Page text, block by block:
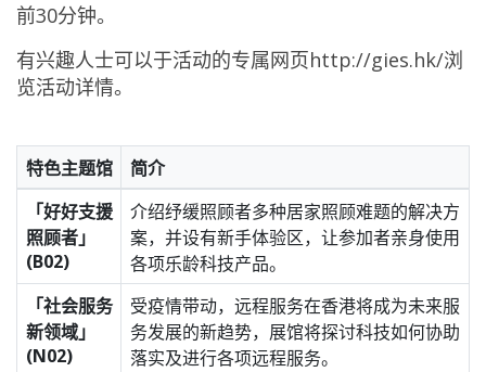
前30分钟。
有兴趣人士可以于活动的专属网页http://gies.hk/浏
览活动详情。
特色主题馆
简介
「好好支援
照顾者」
(B02)
介绍纾缓照顾者多种居家照顾难题的解决方
案，并设有新手体验区，让参加者亲身使用
各项乐龄科技产品。
「社会服务
新领域」
(N02)
受疫情带动，远程服务在香港将成为未来服
务发展的新趋势，展馆将探讨科技如何协助
落实及进行各项远程服务。